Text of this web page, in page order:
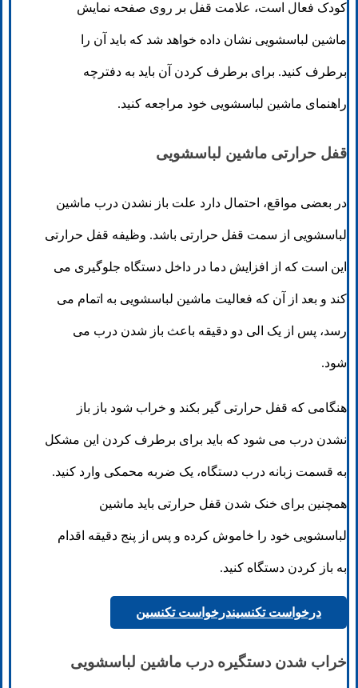
کودک فعال است، علامت قفل بر روی صفحه نمایش
ماشین لباسشویی نشان داده خواهد شد که باید آن را
برطرف کنید. برای برطرف کردن آن باید به دفترچه
راهنمای ماشین لباسشویی خود مراجعه کنید.
قفل حرارتی ماشین لباسشویی
در بعضی مواقع، احتمال دارد علت باز نشدن درب ماشین
لباسشویی از سمت قفل حرارتی باشد. وظیفه قفل حرارتی
این است که از افزایش دما در داخل دستگاه جلوگیری می
کند و بعد از آن که فعالیت ماشین لباسشویی به اتمام می
رسد، پس از یک الی دو دقیقه باعث باز شدن درب می
شود.
هنگامی که قفل حرارتی گیر بکند و خراب شود باز باز
نشدن درب می شود که باید برای برطرف کردن این مشکل
به قسمت زبانه درب دستگاه، یک ضربه محمکی وارد کنید.
همچنین برای خنک شدن قفل حرارتی باید ماشین
لباسشویی خود را خاموش کرده و پس از پنج دقیقه اقدام
به باز کردن دستگاه کنید.
درخواست تکنسیندرخواست تکنسین
خراب شدن دستگیره درب ماشین لباسشویی